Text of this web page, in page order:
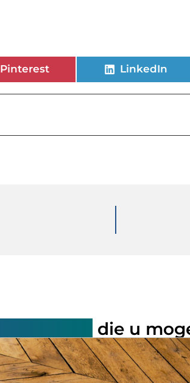
Pinterest LinkedIn
die u